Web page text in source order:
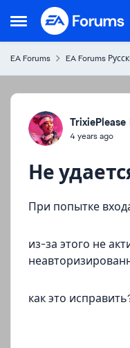
Open Side Menu
Skip to content
EA Forums EA Forums
Forum
TrixiePlease
4 years ago
Не
При попытке
из-за этого не
как это